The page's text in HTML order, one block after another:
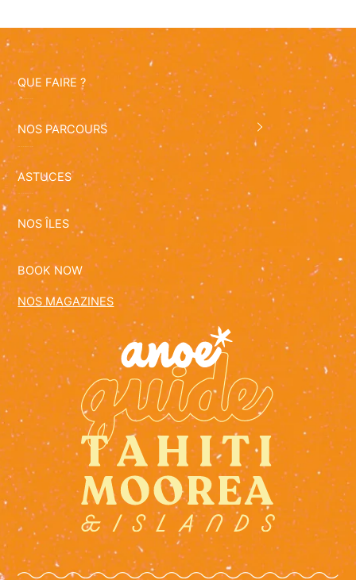
QUE FAIRE ?
NOS PARCOURS
ASTUCES
NOS ÎLES
BOOK NOW
NOS MAGAZINES